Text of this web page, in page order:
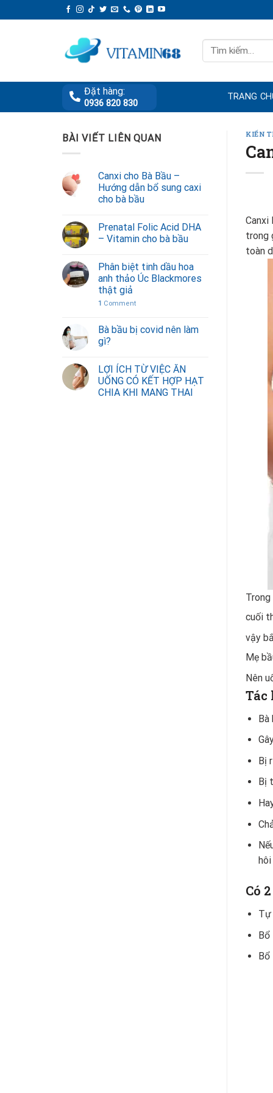
to
Tìm
kiếm:
Đặt hàng:
0936 820 830
TRANG
BÀI VIẾT LIÊN QUAN
Canxi cho Bà Bầu –
Hướng dẫn bổ sung caxi
cho bà bầu
Prenatal Folic Acid DHA
– Vitamin cho bà bầu
Phân biệt tinh dầu hoa
anh thảo Úc Blackmores
thật giả
1 Comment
Bà bầu bị covid nên làm
gì?
LỢI ÍCH TỪ VIỆC ĂN
UỐNG CÓ KẾT HỢP HẠT
CHIA KHI MANG THAI
KIẾN
Canxi
trong
toàn
cuối
vậy
Mẹ
Nên
Tác
Bà
Bị
Bị
Có
Tự
Bổ
Bổ